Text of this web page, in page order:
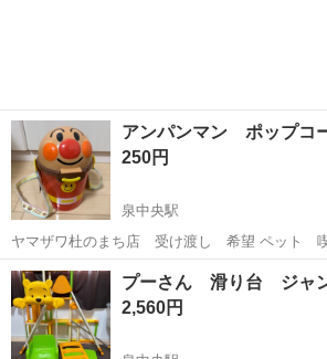
アンパンマン ポップコ
250円
泉中央駅
ヤマザワ杜のまち店 受け渡し 希望 ペット 喫煙者居ません よろし
くお願いします
宮城 黒川郡 泉中央駅 おもちゃ
プーさん 滑り台 ジャ
2,560円